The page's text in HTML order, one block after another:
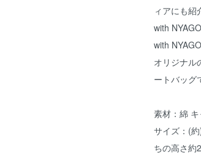
ィアにも紹
with
with
オリジナル
ートバッグ
素材：綿
サイズ：(
ちの高さ約